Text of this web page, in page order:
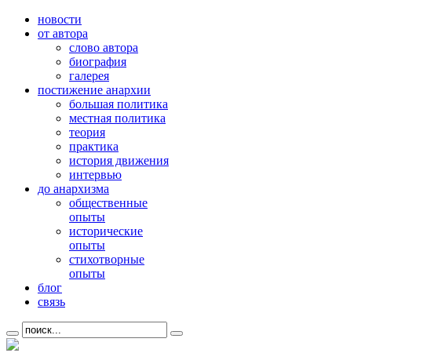
новости
от автора
слово автора
биография
галерея
постижение анархии
большая политика
местная политика
теория
практика
история движения
интервью
до анархизма
общественные
опыты
исторические
опыты
стихотворные
опыты
блог
связь